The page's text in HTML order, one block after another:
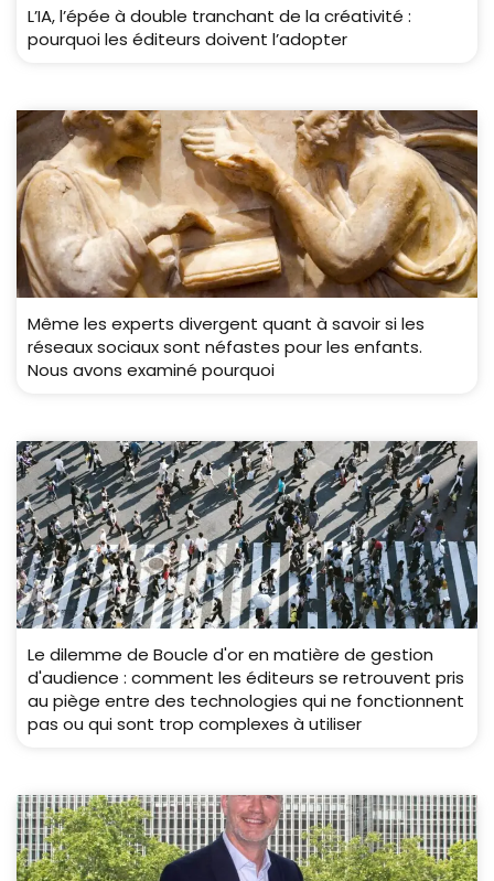
L’IA, l’épée à double tranchant de la créativité :
pourquoi les éditeurs doivent l’adopter
Même les experts divergent quant à savoir si les
réseaux sociaux sont néfastes pour les enfants.
Nous avons examiné pourquoi
Le dilemme de Boucle d'or en matière de gestion
d'audience : comment les éditeurs se retrouvent pris
au piège entre des technologies qui ne fonctionnent
pas ou qui sont trop complexes à utiliser